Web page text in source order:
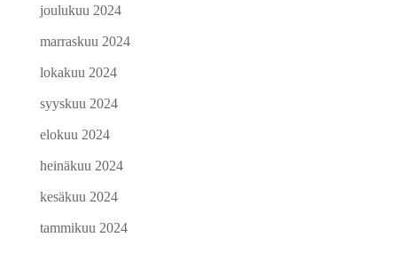
joulukuu 2024
marraskuu 2024
lokakuu 2024
syyskuu 2024
elokuu 2024
heinäkuu 2024
kesäkuu 2024
tammikuu 2024